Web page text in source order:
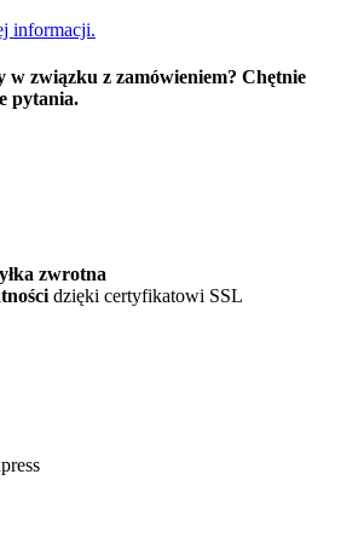
informacji.
w związku z zamówieniem? Chętnie
pytania.
zwrotna
dzięki certyfikatowi SSL